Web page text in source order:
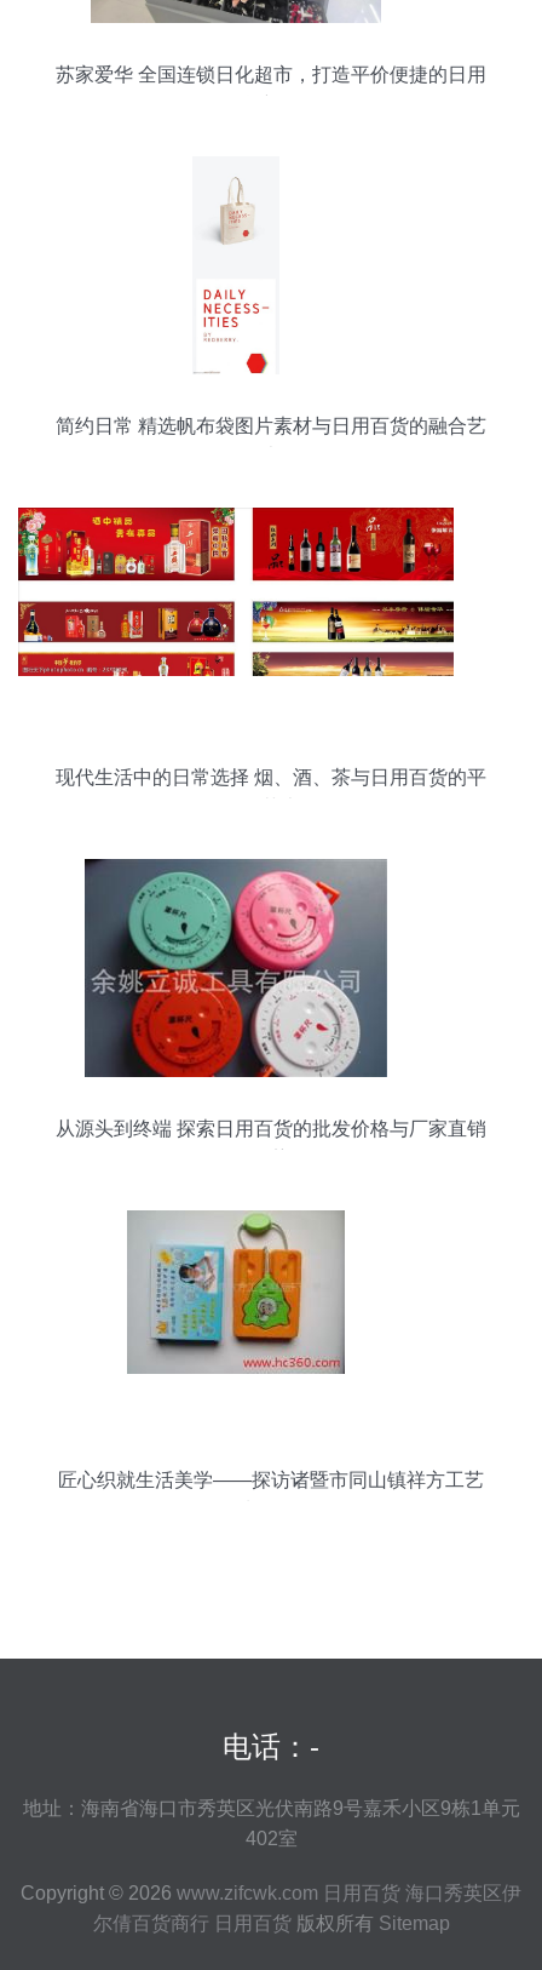
苏家爱华 全国连锁日化超市，打造平价便捷的日用
简约日常 精选帆布袋图片素材与日用百货的融合艺
现代生活中的日常选择 烟、酒、茶与日用百货的平
从源头到终端 探索日用百货的批发价格与厂家直销
匠心织就生活美学——探访诸暨市同山镇祥方工艺
电话：-
地址：海南省海口市秀英区光伏南路9号嘉禾小区9栋1单元
402室
Copyright © 2026 www.zifcwk.com 日用百货 海口秀英区伊
尔倩百货商行 日用百货版权所有 Sitemap